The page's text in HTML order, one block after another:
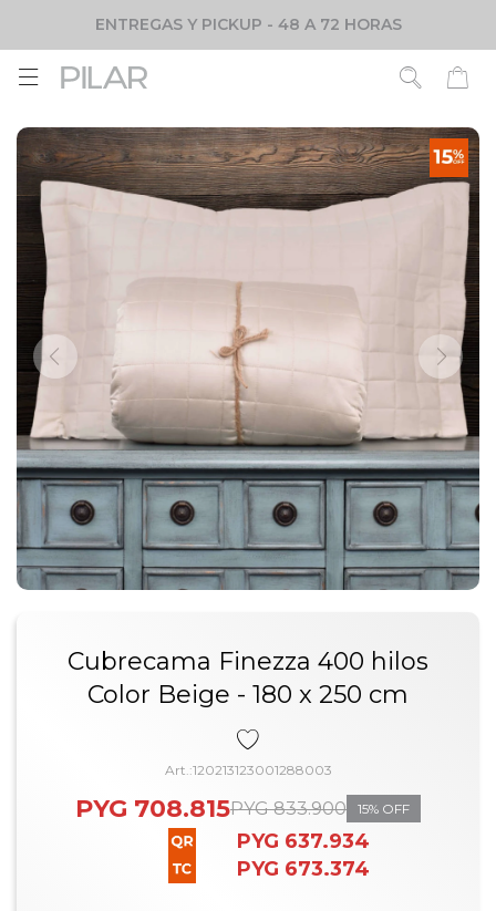
ENTREGAS Y PICKUP - 48 A 72 HORAS

Cubrecama Finezza 400 hilos
Color Beige - 180 x 250 cm
120213123001288003
PYG 708.815PYG 833.900 15
PYG 637.934
PYG 673.374